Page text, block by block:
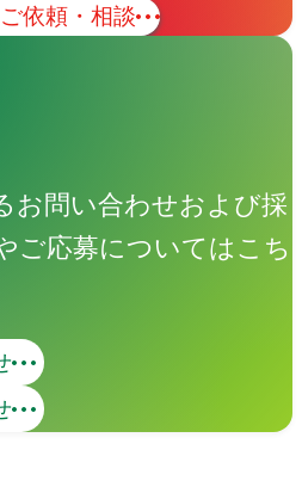
依頼・相談
お問い合わせおよび採
ご応募についてはこち